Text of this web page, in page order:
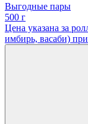
Выгодные пары
500 г
Цена указана за
имбирь, васаби)